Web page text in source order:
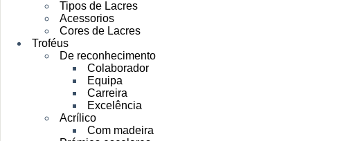
Tipos de Lacres
Acessorios
Cores de Lacres
Troféus
De reconhecimento
Colaborador
Equipa
Carreira
Excelência
Acrílico
Com madeira